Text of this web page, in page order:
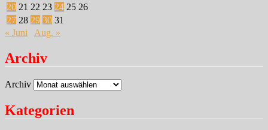
20 21 22 23 24 25 26
27 28 29 30 31
« Juni
Aug. »
Archiv
Archiv
Kategorien